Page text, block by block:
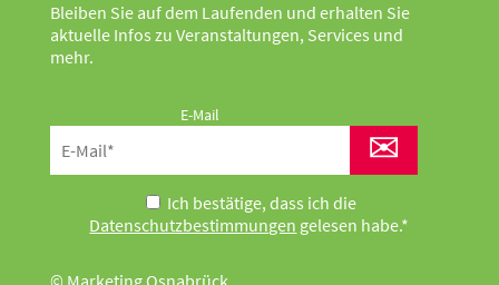
Bleiben Sie auf dem Laufenden und erhalten Sie
aktuelle Infos zu Veranstaltungen, Services und
mehr.
E-Mail
✉
Ich bestätige, dass ich die
Datenschutzbestimmungen gelesen habe.*